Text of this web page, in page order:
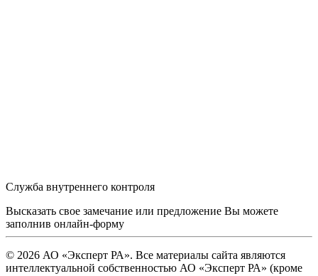
Служба внутреннего контроля
Высказать свое замечание или предложение Вы можете
заполнив онлайн-форму
© 2026 АО «Эксперт РА». Все материалы сайта являются
интеллектуальной собственностью АО «Эксперт РА» (кроме